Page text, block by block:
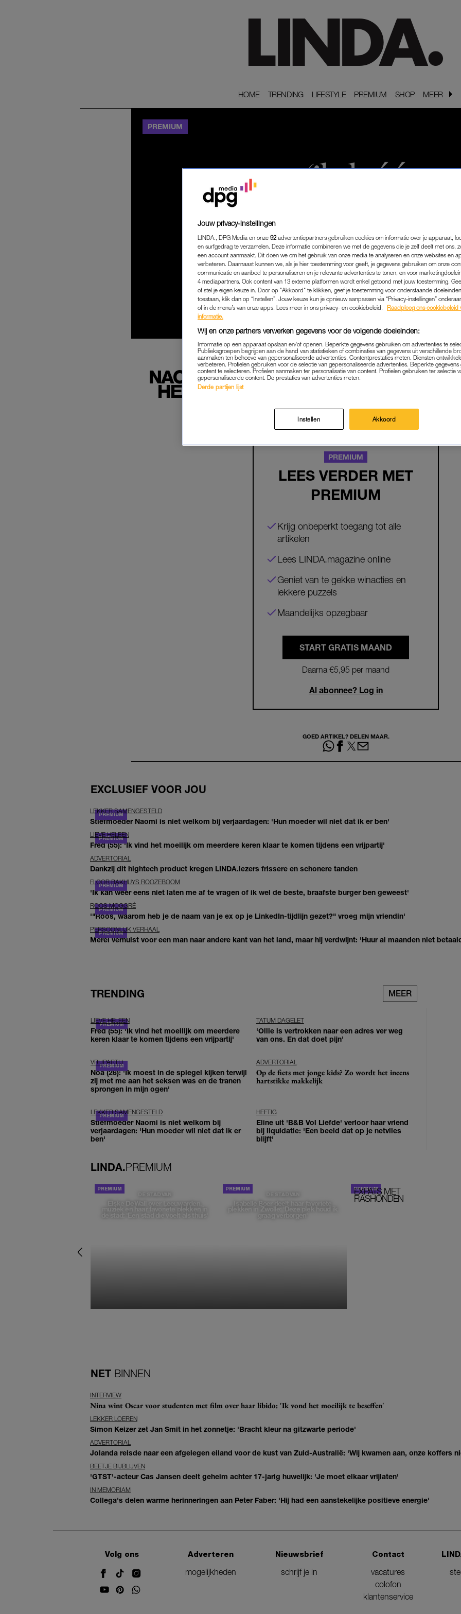
HOME
HOME TRENDING
TRENDING LIFESTYLE
LIFESTYLE PREMIUM
PREMIUM SHOP
SHOP MEER
MEER
NAOMI (40): 'IK DOE ALSOF IK 'M
HEB GEZIEN, TERWIJL WE NET
HOTELKAMER LAGEN TE
SEX & RELATIES|PERSOONLIJK VERHAAL
11-06-2026 JOAN MAKENBACH
PREMIUM
LEES VERDER MET
PREMIUM
Krijg onbeperkt toegang tot alle
artikelen
Lees LINDA.magazine online
Geniet van te gekke winacties en
lekkere puzzels
Maandelijks opzegbaar
START GRATIS MAAND
Daarna €5,95 per maand
Al abonnee? Log in
GOED ARTIKEL? DELEN MAAR.
EXCLUSIEF VOOR JOU
LEKKER SAMENGESTELD
Stiefmoeder Naomi is niet welkom bij verjaardagen: 'Hun moeder wil niet dat ik er ben'
LIEVE HELEEN
Fred (55): 'Ik vind het moeilijk om meerdere keren klaar te komen tijdens een vrijpartij'
ADVERTORIAL
Dankzij dit hightech product kregen LINDA.lezers frissere en schonere tanden
FLOOR BAKHUYS ROOZEBOOM
'Ik kan weer eens niet laten me af te vragen of ik wel de beste, braafste burger ben geweest'
ROOS MOGGRÉ
'"Roos, waarom heb je de naam van je ex op je LinkedIn-tijdlijn gezet?" vroeg mijn vriendin'
PERSOONLIJK VERHAAL
Merel verhuist voor een man naar andere kant van het land, maar hij verdwijnt: 'Huur al maanden niet
TRENDING MEER
LIEVE HELEEN
Fred (55): 'Ik vind het moeilijk om meerdere
keren klaar te komen tijdens een vrijpartij'
TATUM DAGELET
'Ollie is vertrokken naar een adres ver weg
van ons. En dat doet pijn’
VRIJPARTIJ
Noa (26): 'Ik moest in de spiegel kijken terwijl
zij met me aan het seksen was en de tranen
sprongen in mijn ogen'
ADVERTORIAL
Op de fiets met jonge kids? Zo wordt het ineens
hartstikke makkelijk
LEKKER SAMENGESTELD
Stiefmoeder Naomi is niet welkom bij
verjaardagen: 'Hun moeder wil niet dat ik er
ben'
HEFTIG
Eline uit 'B&B Vol Liefde' verloor haar vriend
bij liquidatie: 'Een beeld dat op je netvlies
blijft'
LINDA.PREMIUM
DE STAD VAN
Elske DeWall over Leeuwarden,
muziek en haar favoriete plekken in
de stad: 'Een stad die voelt als thuis'
DE STAD VAN
Isabelle Boer deelt haar favoriete
plekken in Zwolle: 'Deze plek houd ik
graag verborgen'
EXPATS MET
RASHONDEN
NET BINNEN
INTERVIEW
Nina wint Oscar voor studenten met film over haar libido: 'Ik vond het moeilijk te beseffen'
LEKKER LOEREN
Simon Keizer zet Jan Smit in het zonnetje: 'Bracht kleur na gitzwarte periode'
ADVERTORIAL
Jolanda reisde naar een afgelegen eiland voor de kust van Zuid-Australië: 'Wij kwamen aan, onze koffers
BEETJE BIJBLIJVEN
'GTST'-acteur Cas Jansen deelt geheim achter 17-jarig huwelijk: 'Je moet elkaar vrijlaten'
IN MEMORIAM
Collega's delen warme herinneringen aan Peter Faber: 'Hij had een aanstekelijke positieve energie'
Volg ons
Adverteren
mogelijkheden
Nieuwsbrief
schrijf je in
Contact
vacatures
colofon
klantenservice
Jouw privacy-instellingen
LINDA., DPG Media en onze 92 advertentiepartners gebruiken cookies om informatie over je apparaat,
en surfgedrag te verzamelen. Deze informatie combineren we met de gegevens die je zelf deelt met ons,
een account aanmaakt. Dit doen we om het gebruik van onze media te analyseren en onze websites en
verbeteren. Daarnaast kunnen we, als je hier toestemming voor geeft, je gegevens gebruiken om onze
communicatie en aanbod te personaliseren en je relevante advertenties te tonen, en voor
4 mediapartners. Ook content van 13 externe platformen wordt enkel getoond met jouw toestemming.
of stel je eigen keuze in. Door op "Akkoord" te klikken, geef je toestemming voor onderstaande
toestaan, klik dan op “Instellen”. Jouw keuze kun je opnieuw aanpassen via “Privacy-instellingen”
of in de menu’s van onze apps. Lees meer in ons privacy- en cookiebeleid.
Raadpleeg ons cookiebeleid
informatie.
Wij en onze partners verwerken gegevens voor de volgende doeleinden:
Informatie op een apparaat opslaan en/of openen. Beperkte gegevens gebruiken om advertenties te
Publieksgroepen begrijpen aan de hand van statistieken of combinaties van gegevens uit verschillende
aanmaken ten behoeve van gepersonaliseerde advertenties. Contentprestaties meten. Diensten
verbeteren. Profielen gebruiken voor de selectie van gepersonaliseerde advertenties. Beperkte
content te selecteren. Profielen aanmaken ter personalisatie van content. Profielen gebruiken ter selectie
gepersonaliseerde content. De prestaties van advertenties meten.
Derde partijen lijst
Instellen Akkoord